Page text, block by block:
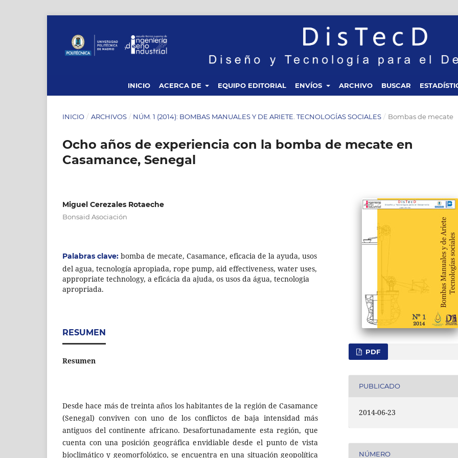
INICIO ACERCA DE EQUIPO EDITORIAL ENVÍOS ARCHIVO BUSCAR
INICIO / ARCHIVOS / NÚM. 1 (2014): BOMBAS MANUALES Y DE ARIETE. TECNOLOGÍAS SOCIALES / Bombas de mecate
Ocho años de experiencia con la bomba de mecate en
Casamance, Senegal
Miguel Cerezales Rotaeche
Bonsaid Asociación
Palabras clave: bomba de mecate, Casamance, eficacia de la ayuda, usos
del agua, tecnología apropiada, rope pump, aid effectiveness, water uses,
appropriate technology, a eficácia da ajuda, os usos da água, tecnologia
apropriada.
RESUMEN
Resumen
Desde hace más de treinta años los habitantes de la región de Casamance
(Senegal) conviven con uno de los conflictos de baja intensidad más
antiguos del continente africano. Desafortunadamente esta región, que
cuenta con una posición geográfica envidiable desde el punto de vista
bioclimático y geomorfológico, se encuentra en una situación geopolítica
PDF
PUBLICADO
2014-06-23
NÚMERO